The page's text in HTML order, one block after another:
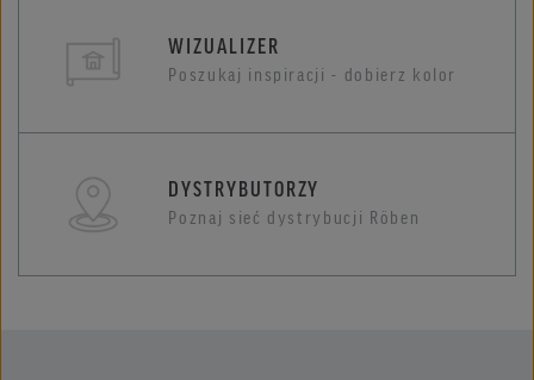
WIZUALIZER
Poszukaj inspiracji - dobierz kolor
DYSTRYBUTORZY
Poznaj sieć dystrybucji Röben